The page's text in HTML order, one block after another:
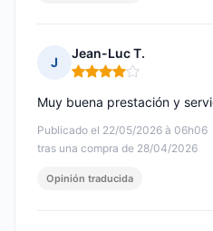
J
Jean-Luc T.
Nota: 4 de 5
Publicado el 22/05/2026 à 06h06
tras una compra de 28/04/2026
Muy buena prestación y
Opinión traducida